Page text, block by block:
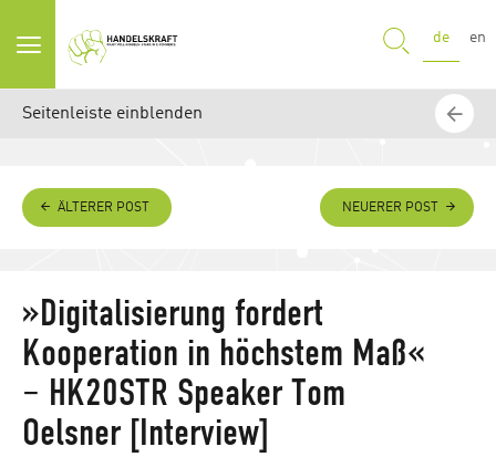
SUCHEde en
ÄLTERER POST NEUERER POST
»Digitalisierung fordert
Kooperation in höchstem Maß«
– HK20STR Speaker Tom
Oelsner [Interview]
Seitenleiste einblenden